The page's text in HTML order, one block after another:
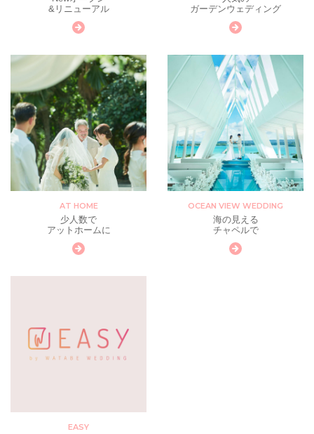
&リニューアル
ガーデンウェディング
AT HOME
少人数で
アットホームに
OCEAN VIEW WEDDING
海の見える
チャペルで
EASY